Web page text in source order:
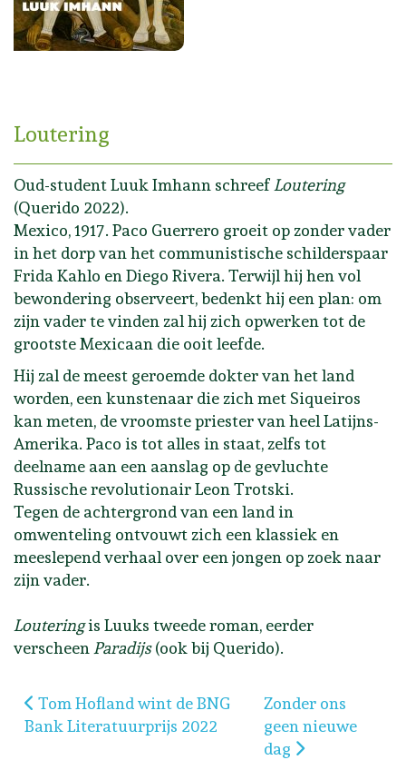
Loutering
Oud-student Luuk Imhann schreef Loutering
(Querido 2022).
Mexico, 1917. Paco Guerrero groeit op zonder vader
in het dorp van het communistische schilderspaar
Frida Kahlo en Diego Rivera. Terwijl hij hen vol
bewondering observeert, bedenkt hij een plan: om
zijn vader te vinden zal hij zich opwerken tot de
grootste Mexicaan die ooit leefde.
Hij zal de meest geroemde dokter van het land
worden, een kunstenaar die zich met Siqueiros
kan meten, de vroomste priester van heel Latijns-
Amerika. Paco is tot alles in staat, zelfs tot
deelname aan een aanslag op de gevluchte
Russische revolutionair Leon Trotski.
Tegen de achtergrond van een land in
omwenteling ontvouwt zich een klassiek en
meeslepend verhaal over een jongen op zoek naar
zijn vader.
Louteringis Luuks tweede roman, eerder
verscheen Paradijs(ook bij Querido).
Vorig artikel: Tom Hofland wint de BNG Bank
Tom Hofland wint de BNG
Bank Literatuurprijs 2022
Volgende artikel:
Zonder ons
geen nieuwe
dag